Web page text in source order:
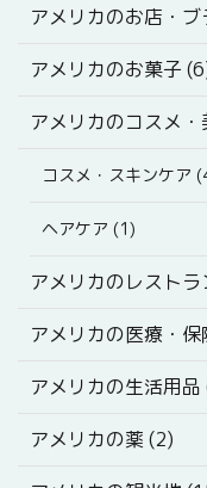
アメリカのお店・
アメリカのお菓子
アメリカのコスメ
コスメ・スキンケア
ヘアケア (1)
アメリカのレストラ
アメリカの医療・保
アメリカの生活用品
アメリカの薬 (2)